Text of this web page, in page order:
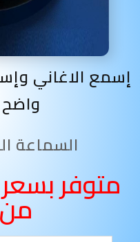
إسمع الاغاني
السماعة
من